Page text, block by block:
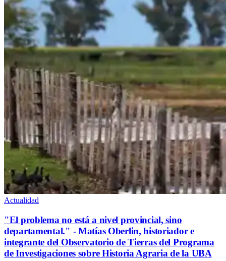
Actualidad
"El problema no está a nivel provincial, sino
departamental." - Matías Oberlin, historiador e
integrante del Observatorio de Tierras del Programa
de Investigaciones sobre Historia Agraria de la UBA